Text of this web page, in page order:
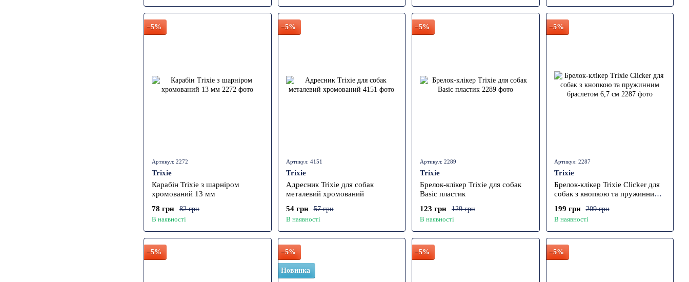
−5%
Артикул: 2272
Trixie
Карабін Trixie з шарніром
хромований 13 мм
82 грн
78 грн
В наявності
−5%
Артикул: 4151
Trixie
Адресник Trixie для собак
металевий хромований
57 грн
54 грн
В наявності
−5%
Артикул: 2289
Trixie
Брелок-клікер Trixie для собак
Basic пластик
129 грн
123 грн
В наявності
−5%
Артикул: 2287
Trixie
Брелок-клікер Trixie Clicker для
собак з кнопкою та пружинним
209 грн
199 грн
В наявності
−5% −5%
Новинка
−5% −5%